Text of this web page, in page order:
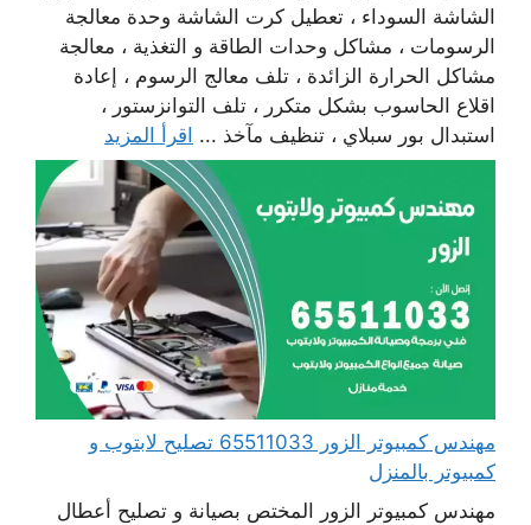
الشاشة السوداء ، تعطيل كرت الشاشة وحدة معالجة
الرسومات ، مشاكل وحدات الطاقة و التغذية ، معالجة
مشاكل الحرارة الزائدة ، تلف معالج الرسوم ، إعادة
اقلاع الحاسوب بشكل متكرر ، تلف التوانزستور ،
استبدال بور سبلاي ، تنظيف مآخذ ... اقرأ المزيد
مهندس كمبيوتر الزور 65511033 تصليح لابتوب و
كمبيوتر بالمنزل
مهندس كمبيوتر الزور المختص بصيانة و تصليح أعطال